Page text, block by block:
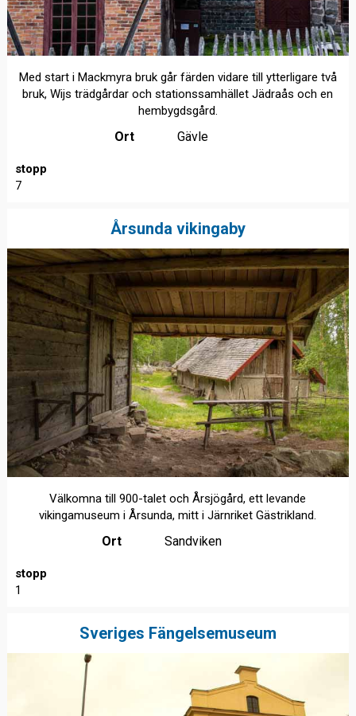
Med start i Mackmyra bruk går färden vidare till ytterligare två
bruk, Wijs trädgårdar och stationssamhället Jädraås och en
hembygdsgård.
Ort Gävle
stopp
7
Årsunda vikingaby
Välkomna till 900-talet och Årsjögård, ett levande
vikingamuseum i Årsunda, mitt i Järnriket Gästrikland.
Ort Sandviken
stopp
1
Sveriges Fängelsemuseum